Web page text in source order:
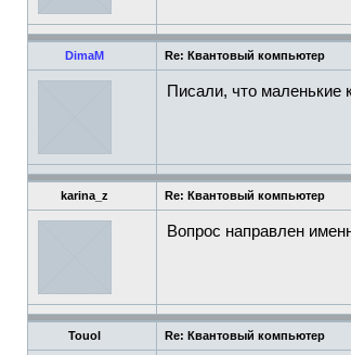
DimaM Re: Квантовый компьютер
Писали, что маленькие
karina_z Re: Квантовый компьютер
Вопрос направлен
Touol Re: Квантовый компьютер